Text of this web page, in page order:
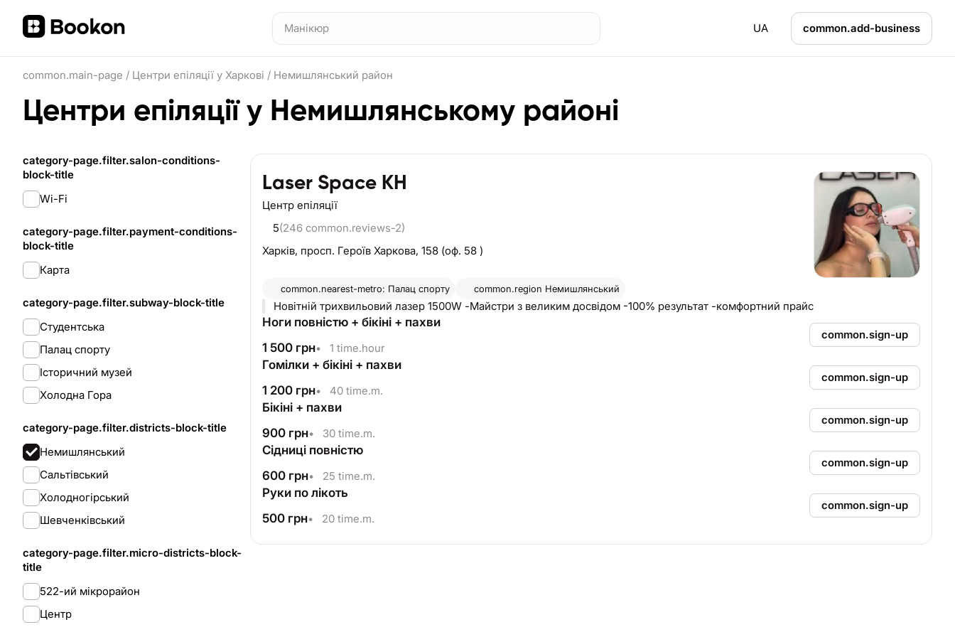
UA common.add-business
common.main-page / Центри епіляції у Харкові / Немишлянський район
Центри епіляції у Немишлянському районі
category-page.filter.salon-conditions-
block-title
Wi-Fi
category-page.filter.payment-conditions-
block-title
Карта
category-page.filter.subway-block-title
Студентська
Палац спорту
Історичний музей
Холодна Гора
category-page.filter.districts-block-title
Немишлянський
Сальтівський
Холодногірський
Шевченківський
category-page.filter.micro-districts-block-
title
522-ий мікрорайон
Центр
Laser Space KH
Центр епіляції
5(246 common.reviews-2)
Харків, просп. Героїв Харкова, 158 (оф. 58 )
common.nearest-metro: Палац спорту common.region Немишлянський
Новітній трихвильовий лазер 1500W -Майстри з великим досвідом -100% результат -комфортний прайс
Ноги повністю + бікіні + пахви
1 500 грн• 1 time.hour
common.sign-up
Гомілки + бікіні + пахви
1 200 грн• 40 time.m.
common.sign-up
Бікіні + пахви
900 грн• 30 time.m.
common.sign-up
Сідниці повністю
600 грн• 25 time.m.
common.sign-up
Руки по лікоть
500 грн• 20 time.m.
common.sign-up